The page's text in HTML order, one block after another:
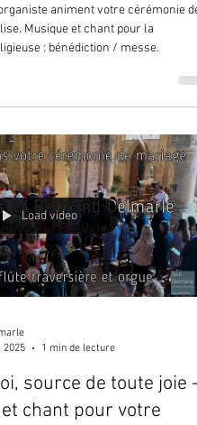
animent votre cérémonie de
Musique et chant pour la
: bénédiction / messe.
Load video
2025
1 min de lecture
source de toute joie -
chant pour votre